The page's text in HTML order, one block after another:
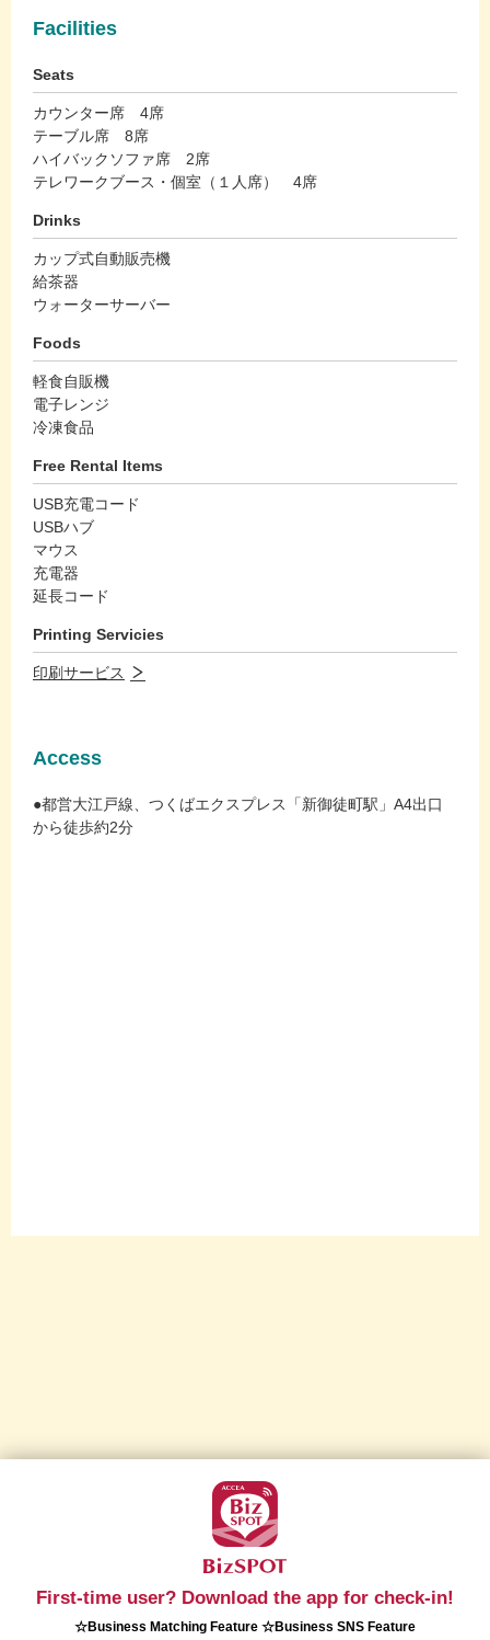
Facilities
Seats
カウンター席 4席
テーブル席 8席
ハイバックソファ席 2席
テレワークブース・個室（１人席） 4席
Drinks
カップ式自動販売機
給茶器
ウォーターサーバー
Foods
軽食自販機
電子レンジ
冷凍食品
Free Rental Items
USB充電コード
USBハブ
マウス
充電器
延長コード
Printing Servicies
印刷サービス
Access
●都営大江戸線、つくばエクスプレス「新御徒町駅」A4出口
から徒歩約2分
First-time user? Download the app for check-in!
☆Business Matching Feature ☆Business SNS Feature